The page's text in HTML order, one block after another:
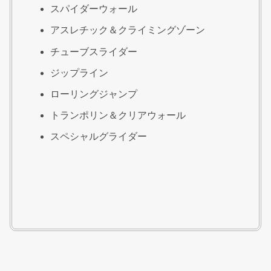
スパイダーウォール
アスレチック＆クライミングゾーン
チューブスライダー
ジップライン
ローリングジャンプ
トランポリン＆クリアウォール
スペシャルグライダー